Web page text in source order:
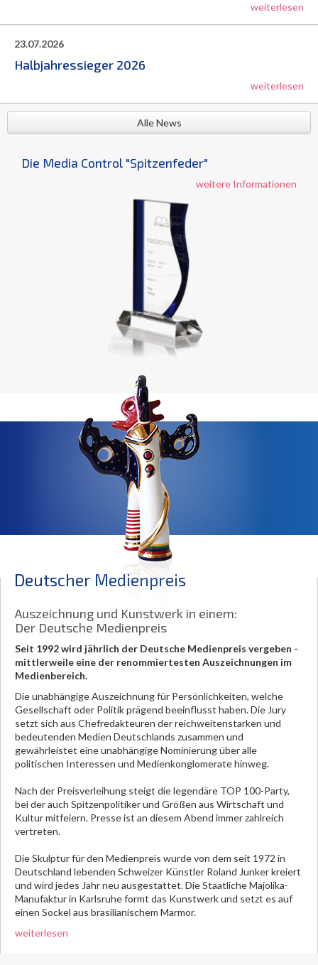
weiterlesen
23.07.2026
Halbjahressieger 2026
weiterlesen
Alle News
Die Media Control "Spitzenfeder"
weitere Informationen
Deutscher Medienpreis
Auszeichnung und Kunstwerk in einem:
Der Deutsche Medienpreis
Seit 1992 wird jährlich der Deutsche Medienpreis vergeben -
mittlerweile eine der renommiertesten Auszeichnungen im
Medienbereich.
Die unabhängige Auszeichnung für Persönlichkeiten, welche
Gesellschaft oder Politik prägend beeinflusst haben. Die Jury
setzt sich aus Chefredakteuren der reichweitenstarken und
bedeutenden Medien Deutschlands zusammen und
gewährleistet eine unabhängige Nominierung über alle
politischen Interessen und Medienkonglomerate hinweg.
Nach der Preisverleihung steigt die legendäre TOP 100-Party,
bei der auch Spitzenpolitiker und Größen aus Wirtschaft und
Kultur mitfeiern. Presse ist an diesem Abend immer zahlreich
vertreten.
Die Skulptur für den Medienpreis wurde von dem seit 1972 in
Deutschland lebenden Schweizer Künstler Roland Junker kreiert
und wird jedes Jahr neu ausgestattet. Die Staatliche Majolika-
Manufaktur in Karlsruhe formt das Kunstwerk und setzt es auf
einen Sockel aus brasilianischem Marmor.
weiterlesen